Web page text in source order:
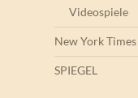
Videospiele
New York Times
SPIEGEL